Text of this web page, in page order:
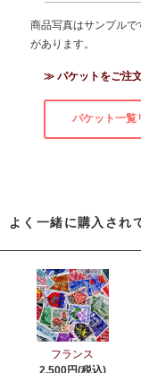
商品写真はサンプルで
があります。
≫ パケットをご注
パケット一覧
よく一緒に購入され
フランス
2,500円(税込)